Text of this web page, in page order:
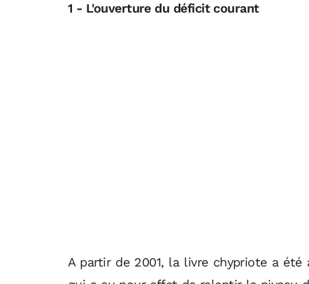
1 - L'ouverture du déficit courant
A partir de 2001, la livre chypriote a été